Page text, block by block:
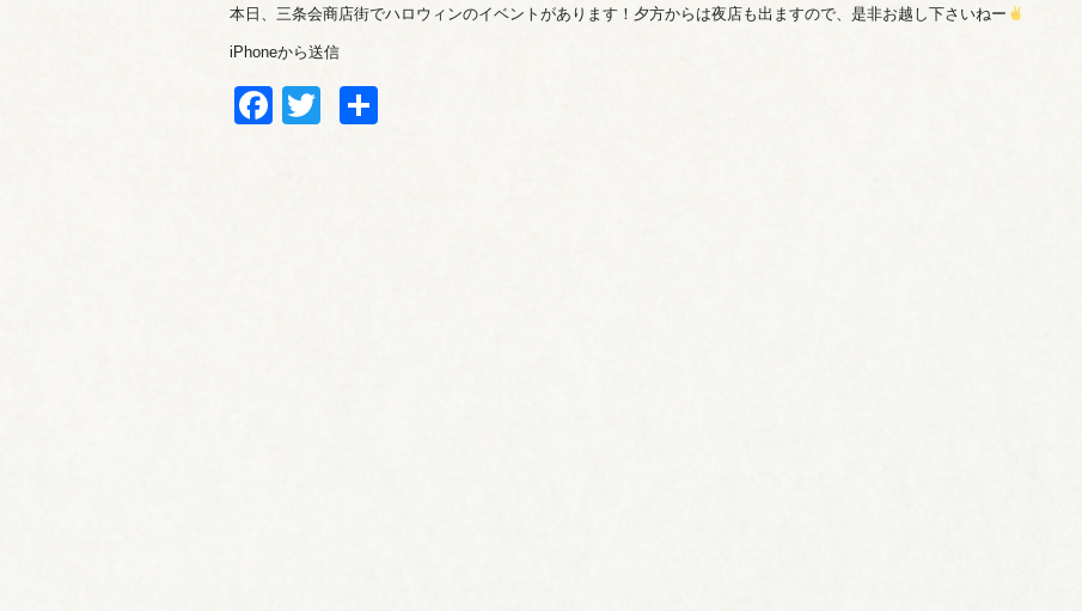
本日、三条会商店街でハロウィンのイベントがあります！夕方からは夜店も出ますので、是非お越し下さいねー
iPhoneから送信
Facebook
Twitter